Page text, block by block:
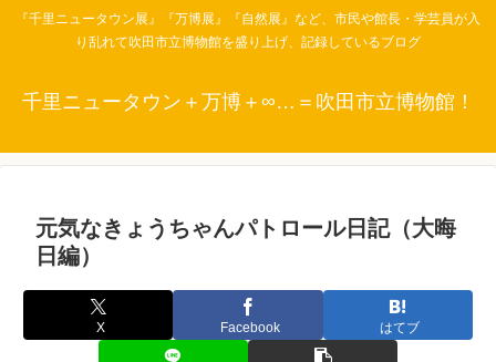
『千里ニュータウン展』『万博展』『自然展』など、市民や館長・学芸員が入
り乱れて吹田市立博物館を盛り上げ、記録しているブログ
千里ニュータウン＋万博＋∞…＝吹田市立博物館！
元気なきょうちゃんパトロール日記（大晦
日編）
X Facebook はてブ